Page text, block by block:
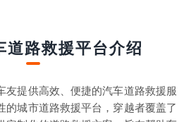
道路救援平台介绍
友提供高效、便捷的汽车道路救援服
的城市道路救援平台，穿越者覆盖了